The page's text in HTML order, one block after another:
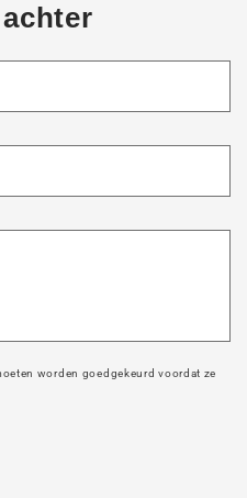
worden goedgekeurd voordat ze